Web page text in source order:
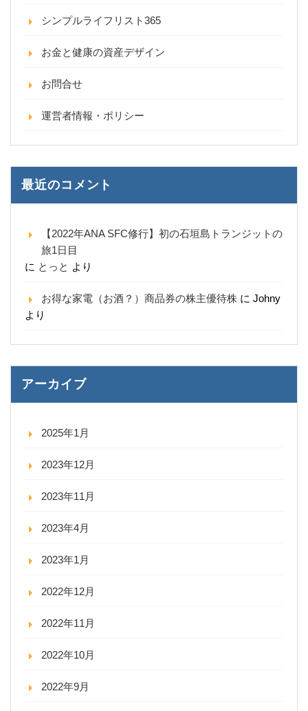
シンプルライフリスト365
お金と健康の資産デザイン
お問合せ
運営者情報・ポリシー
最近のコメント
【2022年ANA SFC修行】初の石垣島トランジットの
旅1日目
に とっと より
お得な家電（お酒？）商品券の株主優待株 に Johny
より
アーカイブ
2025年1月
2023年12月
2023年11月
2023年4月
2023年1月
2022年12月
2022年11月
2022年10月
2022年9月